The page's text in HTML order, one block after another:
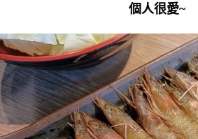
個人很愛~